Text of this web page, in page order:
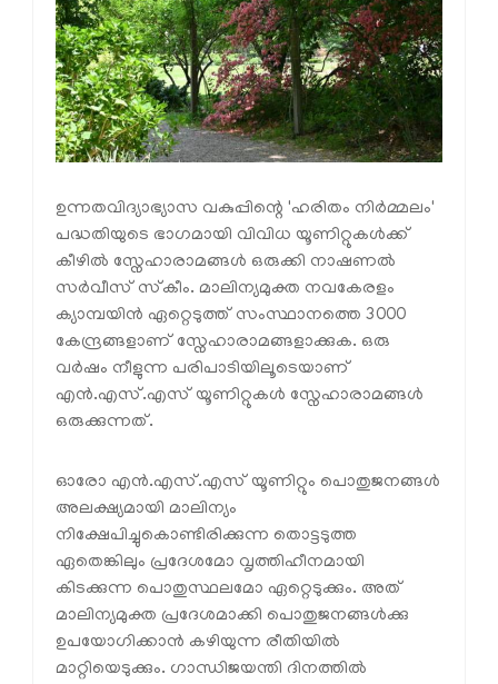
ഉന്നതവിദ്യാഭ്യാസ വകുപ്പിന്റെ 'ഹരിതം നിർമ്മലം'
പദ്ധതിയുടെ ഭാഗമായി വിവിധ യൂണിറ്റുകൾക്ക്
കീഴിൽ സ്നേഹാരാമങ്ങൾ ഒരുക്കി നാഷണൽ
സർവീസ് സ്‌കീം. മാലിന്യമുക്ത നവകേരളം
ക്യാമ്പയിൻ ഏറ്റെടുത്ത് സംസ്ഥാനത്തെ 3000
കേന്ദ്രങ്ങളാണ് സ്നേഹാരാമങ്ങളാക്കുക. ഒരു
വർഷം നീളുന്ന പരിപാടിയിലൂടെയാണ്
എൻ.എസ്.എസ് യൂണിറ്റുകൾ സ്നേഹാരാമങ്ങൾ
ഒരുക്കുന്നത്.
ഓരോ എൻ.എസ്.എസ് യൂണിറ്റും പൊതുജനങ്ങൾ
അലക്ഷ്യമായി മാലിന്യം
നിക്ഷേപിച്ചുകൊണ്ടിരിക്കുന്ന തൊട്ടടുത്ത
ഏതെങ്കിലും പ്രദേശമോ വൃത്തിഹീനമായി
കിടക്കുന്ന പൊതുസ്ഥലമോ ഏറ്റെടുക്കും. അത്
മാലിന്യമുക്ത പ്രദേശമാക്കി പൊതുജനങ്ങൾക്കു
ഉപയോഗിക്കാൻ കഴിയുന്ന രീതിയിൽ
മാറ്റിയെടുക്കും. ഗാന്ധിജയന്തി ദിനത്തിൽ